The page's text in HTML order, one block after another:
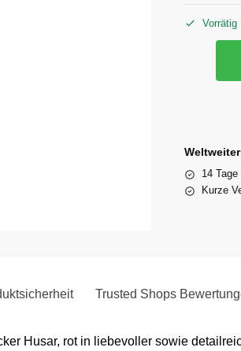
Vorrätig
14
Kurze
Trusted Shops
Husar, rot in liebevoller sowie